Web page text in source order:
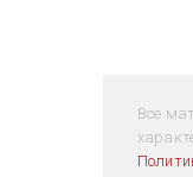
Все